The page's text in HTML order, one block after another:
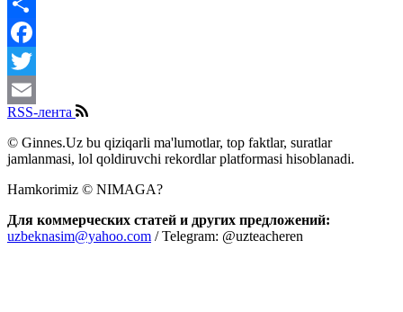
Share
Facebook
Twitter
Email
RSS-лента
© Ginnes.Uz bu qiziqarli ma'lumotlar, top faktlar, suratlar
jamlanmasi, lol qoldiruvchi rekordlar platformasi hisoblanadi.
Hamkorimiz © NIMAGA?
Для коммерческих статей и других предложений:
uzbeknasim@yahoo.com / Telegram: @uzteacheren